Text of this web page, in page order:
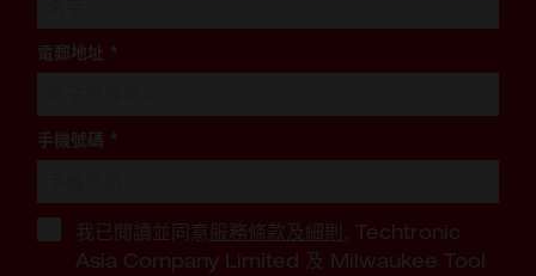
電郵地址 *
手機號碼 *
我已閱讀並同意 服務條款及細則 , Techtronic
Asia Company Limited 及 Milwaukee Tool